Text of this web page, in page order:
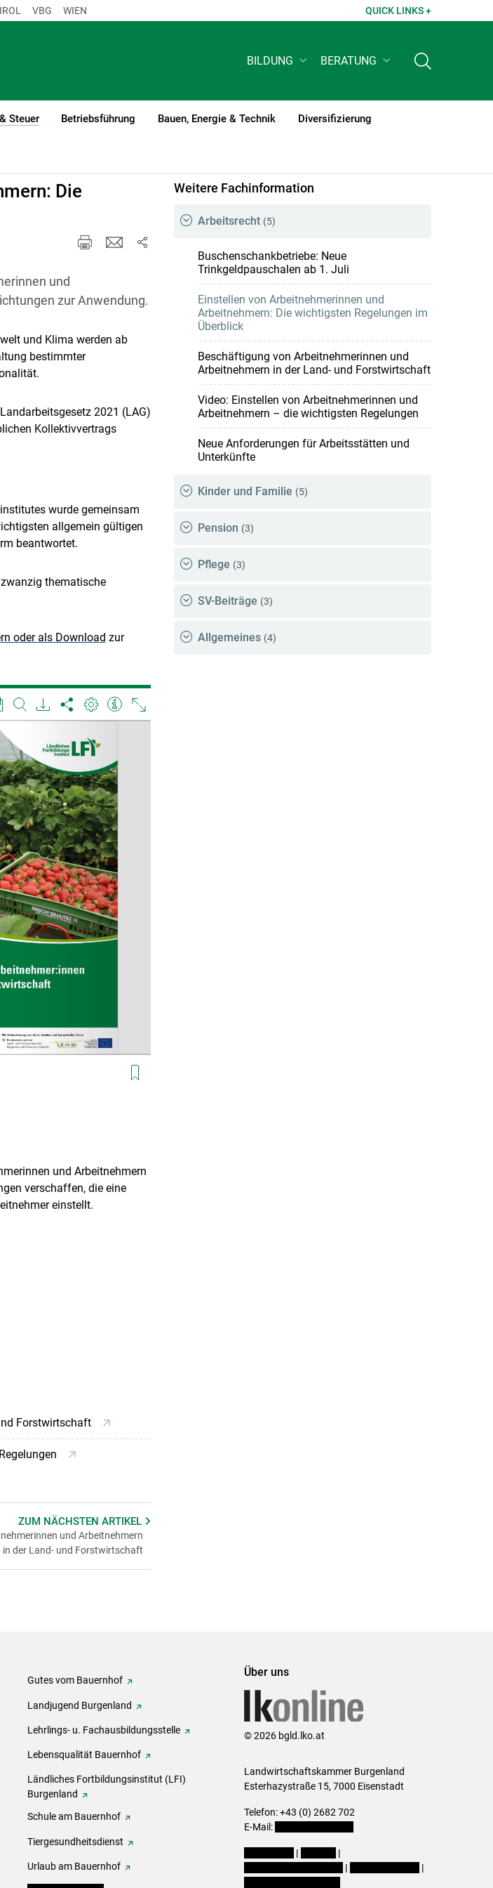
VBG WIEN QUICK LINKS +
BILDUNG BERATUNG
Steuer
(current)1
Betriebsführung Bauen, Energie & Technik Diversifizierung
Die
und
zur Anwendung.
und Klima werden ab
bestimmter
2021 (LAG)
Kollektivvertrags
wurde gemeinsam
allgemein gültigen
beantwortet.
thematische
oder als Download zur
und Arbeitnehmern
verschaffen, die eine
einstellt.
Forstwirtschaft
ZUM NÄCHSTENARTIKEL
und Arbeitnehmern
in der Land- und Forstwirtschaft
Weitere Fachinformation
Arbeitsrecht (5)
Buschenschankbetriebe: Neue
Trinkgeldpauschalen ab 1. Juli
Einstellen von Arbeitnehmerinnen und
Arbeitnehmern: Die wichtigsten Regelungen im
Überblick
Beschäftigung von Arbeitnehmerinnen und
Arbeitnehmern in der Land- und Forstwirtschaft
Video: Einstellen von Arbeitnehmerinnen und
Arbeitnehmern – die wichtigsten Regelungen
Neue Anforderungen für Arbeitsstätten und
Unterkünfte
Kinder und Familie (5)
Pension (3)
Pflege (3)
SV-Beiträge (3)
Allgemeines (4)
Gutes vom Bauernhof
Landjugend Burgenland
Lehrlings- u. Fachausbildungsstelle
Lebensqualität Bauernhof
Ländliches Fortbildungsinstitut (LFI)
Burgenland
Schule am Bauernhof
Tiergesundheitsdienst
Urlaub am Bauernhof
Über uns
© 2026 bgld.lko.at
Landwirtschaftskammer Burgenland
Esterhazystraße 15, 7000 Eisenstadt
Telefon: +43 (0) 2682 702
E-Mail:
|
|
|
|